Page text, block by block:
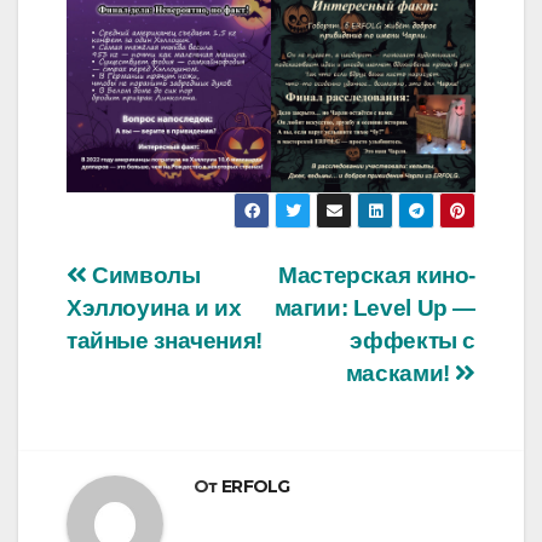
Навигация
по
Мастерская кино-
магии: Level Up —
эффекты с
масками!
Символы
Хэллоуина и их
тайные значения!
От ERFOLG